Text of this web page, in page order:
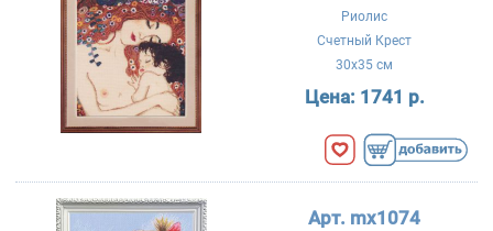
Риолис
Счетный Крест
30x35 см
Цена: 1741 р.
Арт. mx1074